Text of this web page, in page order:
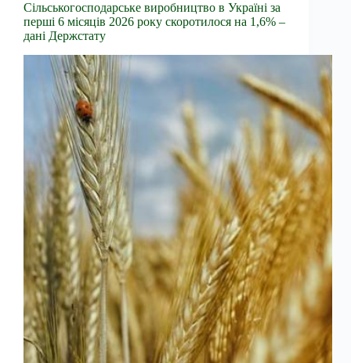
Сільськогосподарське виробництво в Україні за
перші 6 місяців 2026 року скоротилося на 1,6% –
дані Держстату